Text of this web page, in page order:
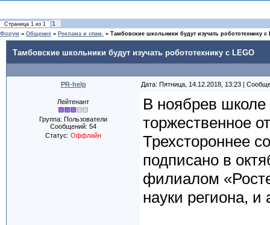
Страница 1 из 1 1
Форум » Общение » Реклама и спам. » Тамбовские школьники будут изучать робототехнику с
Тамбовские школьники будут изучать робототехнику с LEGO
PR-help Дата: Пятница, 14.12.2018, 13:23 |
Лейтенант
Группа: Пользователи
Сообщений: 54
Статус: Оффлайн
В ноябрев школе
торжественное
Трехстороннее
подписано в
филиалом
науки региона,